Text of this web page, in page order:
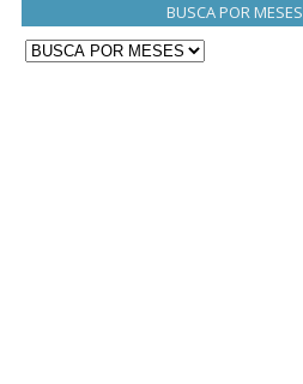
BUSCA POR MESES